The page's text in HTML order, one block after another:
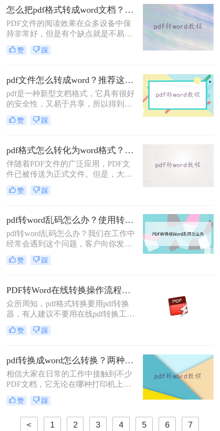
经常遇到重重阻碍...但，若是PDF能
随时转成Word文档，这种障碍也就不
存在啦，它依旧是你的宠儿~
怎么把pdf格式转成word文档？教你一种简单好用的转换方法！
PDF文件的阅读效果在众多设备中保
持非常好，但是有个缺点就是不易编
辑，有些不想被别人编辑内容的朋友
呢，就喜欢把文档做成PDF格式的，
过，当你办公整理资料的时候需要将
文档内容复制下来，接到都是PDF格
式的文档，那就很心累了。这时候就
需要把pdf格式转成word文档了，那么
怎么把pdf格式转成word文档呢？下面
讲讲在线转换方法。
赞 踩
pdf文件怎么转成word？推荐这二种方法！
pdf是一种新型文档格式，它具有很好
的安全性，又易于共享，所以得到了
广泛的应用。我们认可它的优点，同
时也要接受它的缺点，比如说pdf不是
法，有人说可以把pdf转换成word。下
面我们先来看看pdf文件怎么转成word
方法。
赞 踩
pdf格式怎么转化为word格式？教大家几个转换方法！
伴随着PDF文件的广泛应用，PDF文
件已被传送为正式文件。但是，大多
数人仍然偏爱使用Word进行编辑，无
法处理手边的PDF文件。pdf格式怎么
就为大家解答。在小编通过几个在小
编实践中将PDF转化为Word文档的方
法之后，给大家整理了pdf转word的方
法。
赞 踩
pdf转word乱码怎么办？使用转转大师试一试！
pdf转word乱码怎么办？我们在工作中
经常会遇到这个问题，客户向你发来
PDF文件，但是我们要修改、复制文
字或者是要将里面的图片导出来，需
常会遇到的一个问题，那就是乱码和
排版混乱，这样处理起来也是十分的
麻烦。为什么会乱码呢？要怎样才不
会乱码？
赞 踩
PDF转Word在线转换操作流程：从上传到下载1分钟搞定！
众所周知，pdf格式转换要用pdf转换
器，有人建议不要用在线pdf转换工
具，认为存在一定风险，有可能泄露
文件内容。其实，只有你选择一款足
这些问题都是可以避免的。下面小编
就给大家推荐一款，顺便看看pdf转
word在线转换怎么操作?
赞 踩
pdf转换成word怎么转换？两种方法教你转换！
相信大家在日常的工作中接触到不少
PDF文档，它无论在哪种打印机上都
可保证精确的颜色和准确的打印效果
的优势深受办公人群的喜爱。然而，
对于不少办公室小白来说，PDF最大
的问题就是修改好像没有
赞 踩
< 1 2 3 4 5 6 7